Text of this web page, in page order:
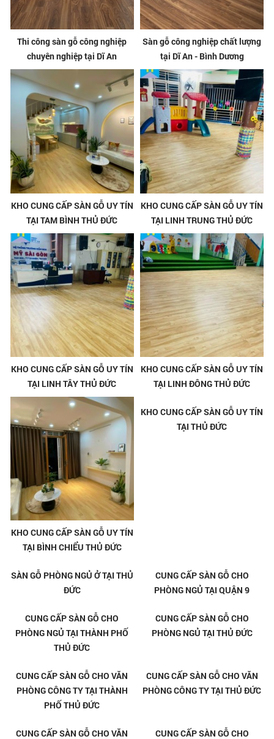
Thi công sàn gỗ công nghiệp
chuyên nghiệp tại Dĩ An
Sàn gỗ công nghiệp chất lượng
tại Dĩ An - Bình Dương
KHO CUNG CẤP SÀN GỖ UY TÍN
TẠI TAM BÌNH THỦ ĐỨC
KHO CUNG CẤP SÀN GỖ UY TÍN
TẠI LINH TRUNG THỦ ĐỨC
KHO CUNG CẤP SÀN GỖ UY TÍN
TẠI LINH TÂY THỦ ĐỨC
KHO CUNG CẤP SÀN GỖ UY TÍN
TẠI LINH ĐÔNG THỦ ĐỨC
KHO CUNG CẤP SÀN GỖ UY TÍN
TẠI BÌNH CHIỂU THỦ ĐỨC
SÀN GỖ PHÒNG NGỦ Ở TẠI THỦ
ĐỨC
CUNG CẤP SÀN GỖ CHO